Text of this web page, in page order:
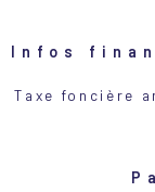
Infos
Caractéristiques
Taxe foncière